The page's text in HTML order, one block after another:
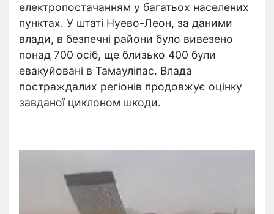
електропостачанням у багатьох населених
пунктах. У штаті Нуево-Леон, за даними
влади, в безпечні райони було вивезено
понад 700 осіб, ще близько 400 були
евакуйовані в Тамауліпас. Влада
постраждалих регіонів продовжує оцінку
завданої циклоном шкоди.